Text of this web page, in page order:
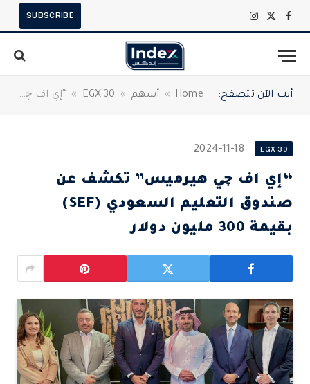
فيسبوك
X
الانستغرام
SUBSCRIBE
أنت الآن تتصفح: Home
» أسهم »
EGX 30
» “إي اف چي هيرميس” تكشف عن صندوق التعليم السعودي (SEF) بقيمة 300 مليون دولار
EGX 30
2024-11-18
“إي اف چي هيرميس” تكشف عن
صندوق التعليم السعودي (SEF)
بقيمة 300 مليون دولار